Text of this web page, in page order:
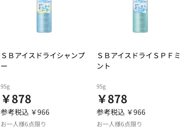
ＳＢアイスドライシャンプ
ー
95g
￥878
参考税込 ￥966
お一人様6点限り
ＳＢアイスドライＳＰＦミ
ント
95g
￥878
参考税込 ￥966
お一人様6点限り